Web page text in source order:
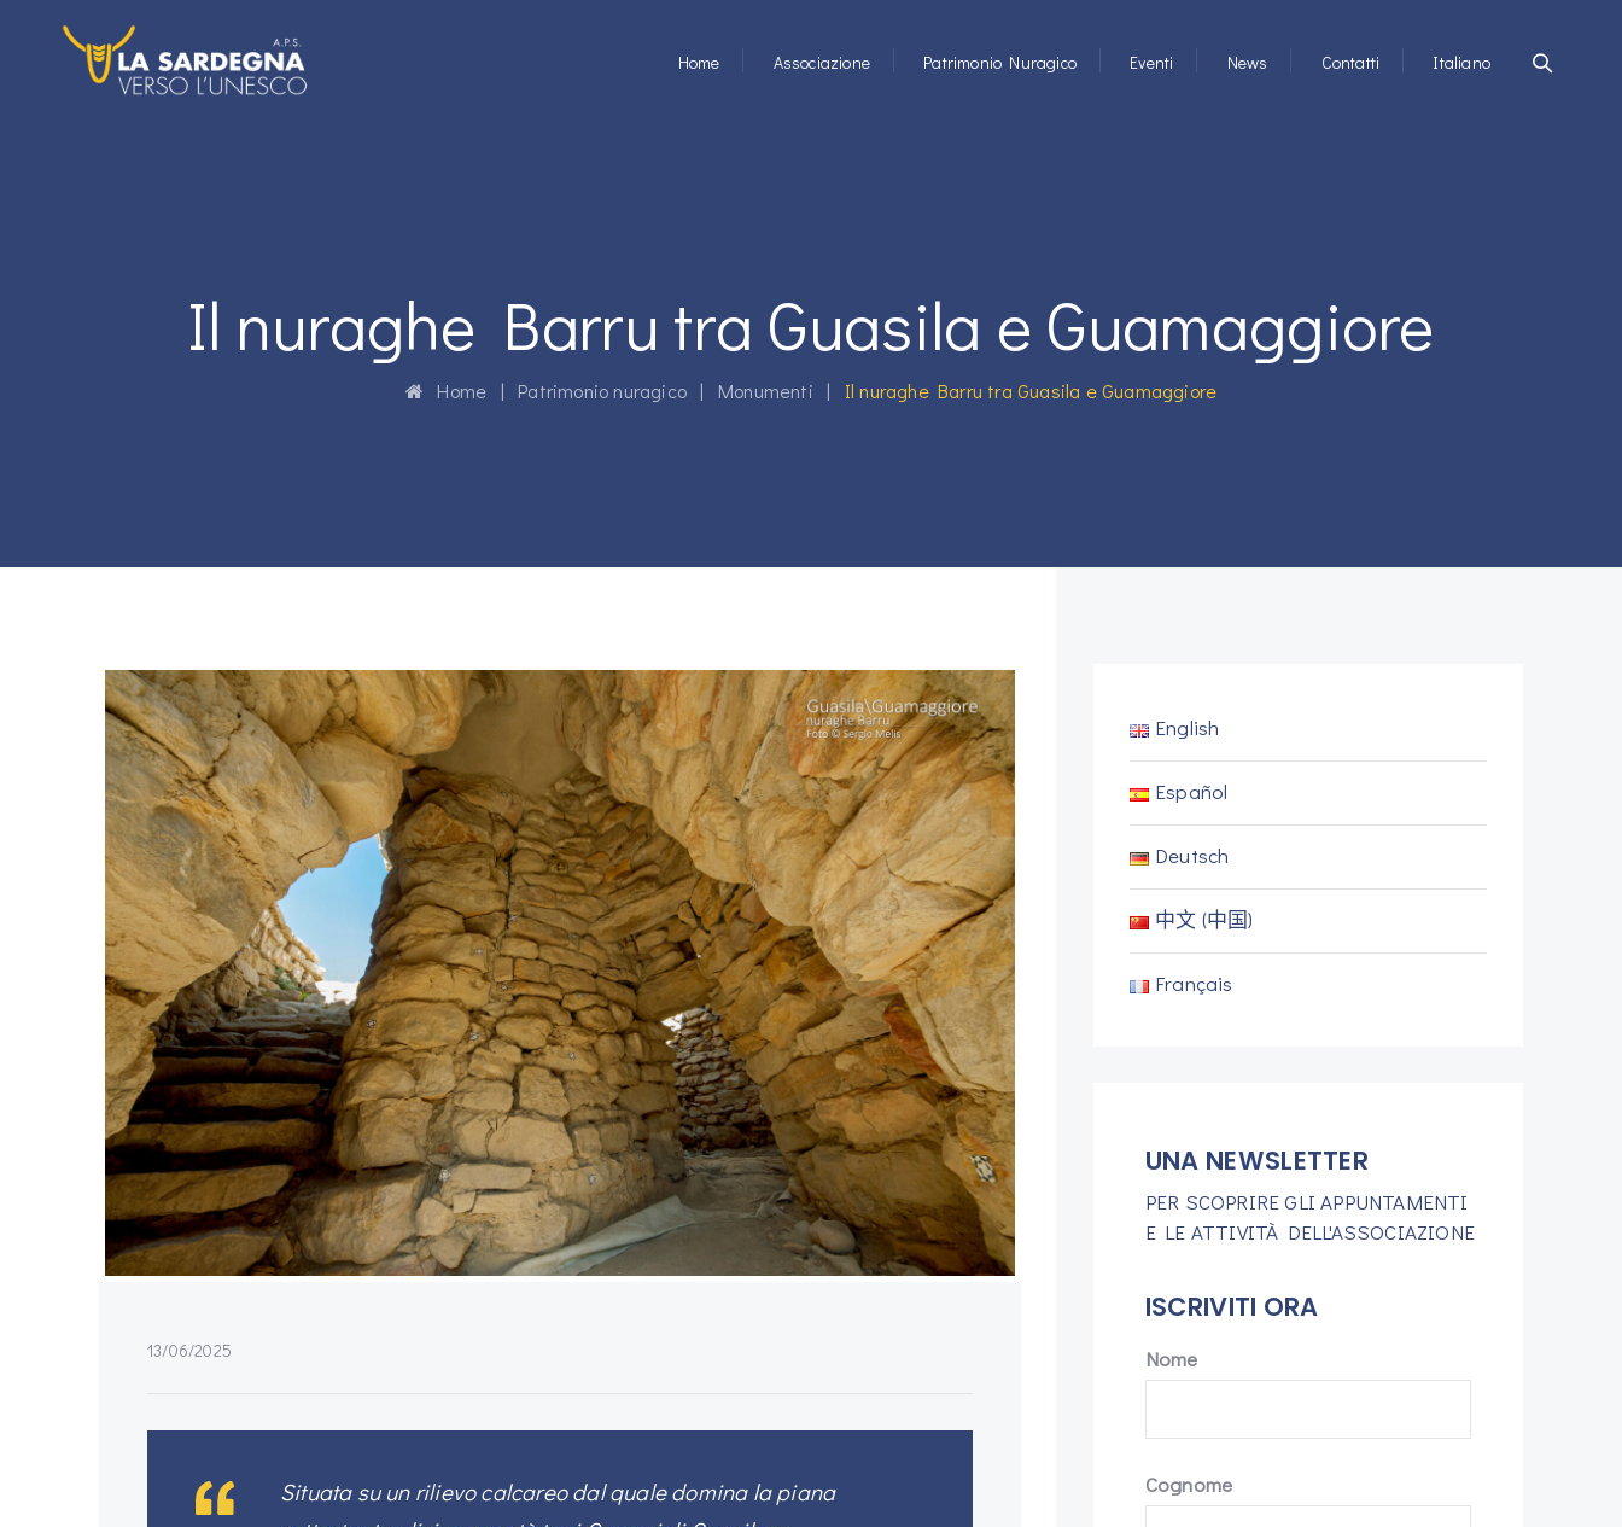
Home Associazione Patrimonio Nuragico Eventi News Contatti Italiano
Il nuraghe Barru tra Guasila e Guamaggiore
Home | Patrimonio nuragico | Monumenti | Il nuraghe Barru tra Guasila e Guamaggiore
13/06/2025
Situata su un rilievo calcareo dal quale domina la piana
English
Español
Deutsch
中文 (中国)
Français
UNA NEWSLETTER
PER SCOPRIRE GLI APPUNTAMENTI
E LE ATTIVITÀ DELL'ASSOCIAZIONE
ISCRIVITI ORA
Nome
Cognome